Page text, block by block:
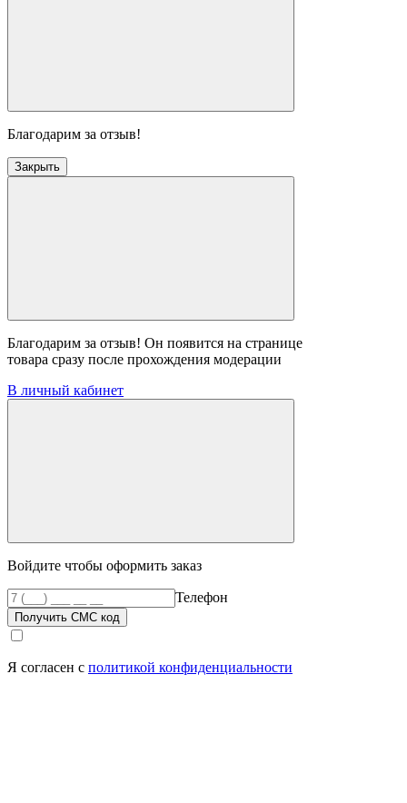
Благодарим за отзыв!
Закрыть
Благодарим за отзыв! Он появится на странице
товара сразу после прохождения модерации
В личный кабинет
Войдите чтобы оформить заказ
Телефон
Получить СМС код
Я согласен с политикой конфиденциальности